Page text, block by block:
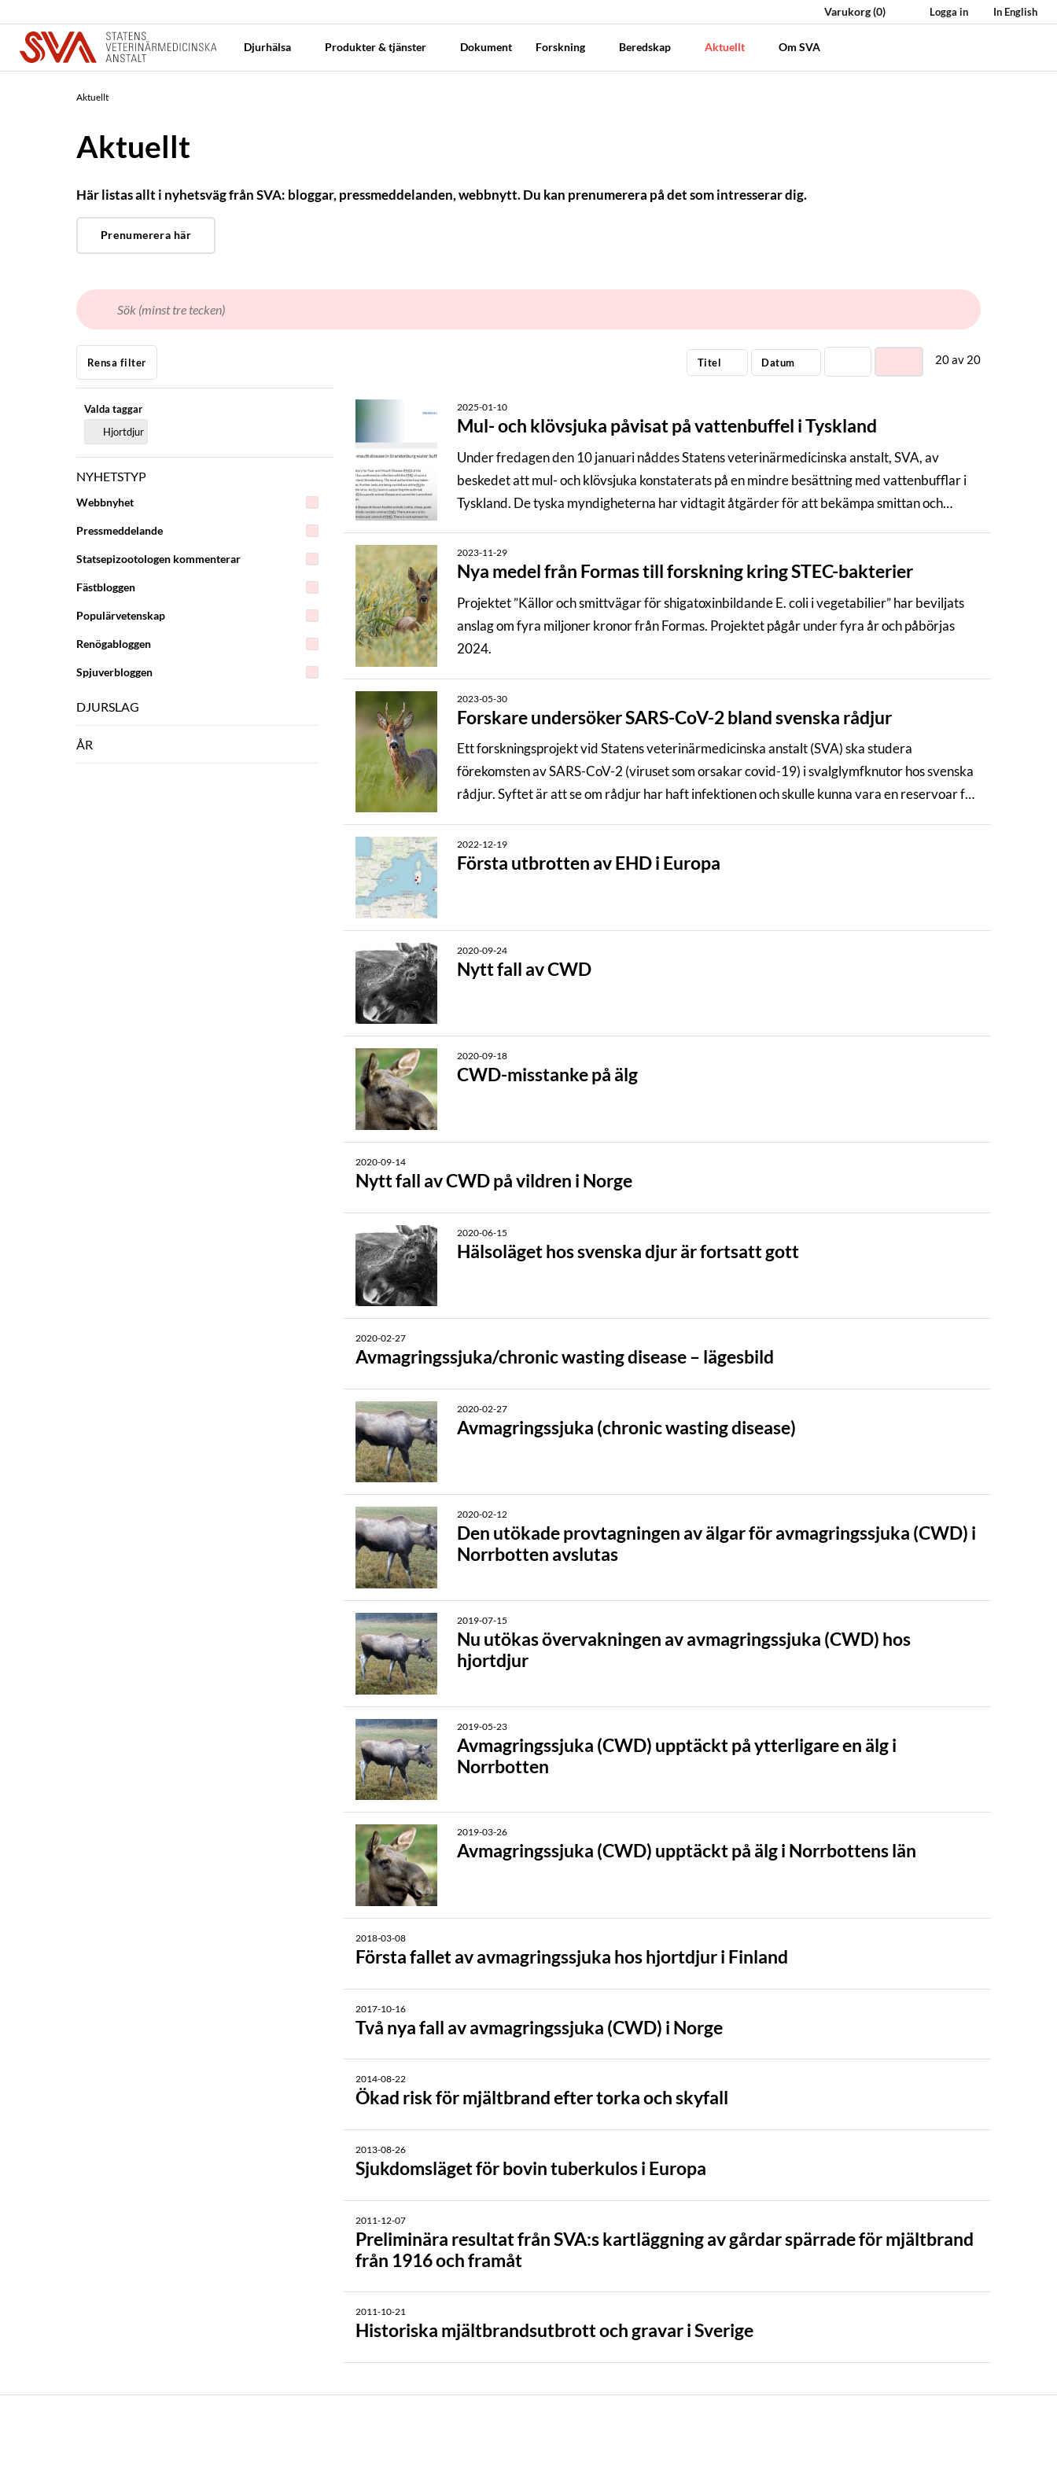
Varukorg(0) Logga in In English
Djurhälsa Produkter & tjänster Dokument Forskning Beredskap Aktuellt Om SVA
Aktuellt
Aktuellt
Här listas allt i nyhetsväg från SVA: bloggar, pressmeddelanden, webbnytt. Du kan prenumerera på det som intresserar dig.
Prenumerera här
Rensa filter Titel Datum 20av 20
Valda taggar
Hjortdjur
NYHETSTYP
Webbnyhet
Pressmeddelande
Statsepizootologen kommenterar
Fästbloggen
Populärvetenskap
Renögabloggen
Spjuverbloggen
DJURSLAG
ÅR
2025-01-10
Mul- och klövsjuka påvisat på vattenbuffel i Tyskland
Under fredagen den 10 januari nåddes Statens veterinärmedicinska anstalt, SVA, av
beskedet att mul- och klövsjuka konstaterats på en mindre besättning med vattenbufflar i
Tyskland. De tyska myndigheterna har vidtagit åtgärder för att bekämpa smittan och
2023-11-29
Nya medel från Formas till forskning kring STEC-bakterier
Projektet ”Källor och smittvägar för shigatoxinbildande E. coli i vegetabilier” har beviljats
anslag om fyra miljoner kronor från Formas. Projektet pågår under fyra år och påbörjas
2024.
2023-05-30
Forskare undersöker SARS-CoV-2 bland svenska rådjur
Ett forskningsprojekt vid Statens veterinärmedicinska anstalt (SVA) ska studera
förekomsten av SARS-CoV-2 (viruset som orsakar covid-19) i svalglymfknutor hos svenska
rådjur. Syftet är att se om rådjur har haft infektionen och skulle kunna vara en reservoar för
2022-12-19
Första utbrotten av EHD i Europa
2020-09-24
Nytt fall av CWD
2020-09-18
CWD-misstanke på älg
2020-09-14
Nytt fall av CWD på vildren i Norge
2020-06-15
Hälsoläget hos svenska djur är fortsatt gott
2020-02-27
Avmagringssjuka/chronic wasting disease – lägesbild
2020-02-27
Avmagringssjuka (chronic wasting disease)
2020-02-12
Den utökade provtagningen av älgar för avmagringssjuka (CWD) i
Norrbotten avslutas
2019-07-15
Nu utökas övervakningen av avmagringssjuka (CWD) hos
hjortdjur
2019-05-23
Avmagringssjuka (CWD) upptäckt på ytterligare en älg i
Norrbotten
2019-03-26
Avmagringssjuka (CWD) upptäckt på älg i Norrbottens län
2018-03-08
Första fallet av avmagringssjuka hos hjortdjur i Finland
2017-10-16
Två nya fall av avmagringssjuka (CWD) i Norge
2014-08-22
Ökad risk för mjältbrand efter torka och skyfall
2013-08-26
Sjukdomsläget för bovin tuberkulos i Europa
2011-12-07
Preliminära resultat från SVA:s kartläggning av gårdar spärrade för mjältbrand
från 1916 och framåt
2011-10-21
Historiska mjältbrandsutbrott och gravar i Sverige